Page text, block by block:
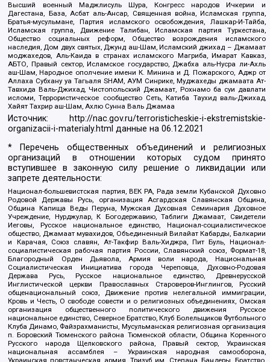
Высший военный Маджлисуль Шура, Конгресс народов Ичкерии и
Дагестана, База, Асбат аль-Ансар, Священная война, Исламская группа,
Братья-мусульмане, Партия исламского освобождения, Лашкар-И-Тайба,
Исламская группа, Движение Талибан, Исламская партия Туркестана,
Общество социальных реформ, Общество возрождения исламского
наследия, Дом двух святых, Джунд аш-Шам, Исламский джихад – Джамаат
моджахедов, Аль-Каида в странах исламского Магриба, Имарат Кавказ,
АБТО, Правый сектор, Исламское государство, Джабха аль-Нусра ли-Ахль
аш-Шам, Народное ополчение имени К. Минина и Д. Пожарского, Аджр от
Аллаха Субхану уа Тагьаля SHAM, АУМ Синрике, Муджахеды джамаата Ат-
Тавхида Валь-Джихад, Чистопольский Джамаат, Рохнамо ба суи давлати
исломи, Террористическое сообщество Сеть, Катиба Таухид валь-Джихад,
Хайят Тахрир аш-Шам, Ахлю Сунна Валь Джамаа
Источник:
http://nac.gov.ru/terroristicheskie-i-ekstremistskie-
organizacii-i-materialy.html данные на06.12.2021
* Перечень общественных объединений и религиозных
организаций в отношении которых судом принято
вступившее в законную силу решение о ликвидации или
запрете деятельности:
Национал-большевистская партия, ВЕК РА, Рада земли Кубанской Духовно
Родовой Державы Русь, организация Асгардская Славянская Община,
Община Капища Веды Перуна, Мужская Духовная Семинария Духовное
Учреждение, Нурджулар, К Богодержавию, Таблиги Джамаат, Свидетели
Иеговы, Русское национальное единство, Национал-социалистическое
общество, Джамаат мувахидов, Объединенный Вилайат Кабарды, Балкарии
и Карачая, Союз славян, Ат-Такфир Валь-Хиджра, Пит Буль, Национал-
социалистическая рабочая партия России, Славянский союз, Формат-18,
Благородный Орден Дьявола, Армия воли народа, Национальная
Социалистическая Инициатива города Череповца, Духовно-Родовая
Держава Русь, Русское национальное единство, Древнерусской
Инглистической церкви Православных Староверов-Инглингов, Русский
общенациональный союз, Движение против нелегальной иммиграции,
Кровь и Честь, О свободе совести и о религиозных объединениях, Омская
организация общественного политического движения Русское
национальное единство, Северное Братство, Клуб Болельщиков Футбольного
Клуба Динамо, Файзрахманисты, Мусульманская религиозная организация
п. Боровский Тюменского района Тюменской области, Община Коренного
Русского народа Щелковского района, Правый сектор, Украинская
национальная ассамблея – Украинская народная самооборона,
Украинская повстанческая армия, Тризуб им. Степана Бандеры, Братство,